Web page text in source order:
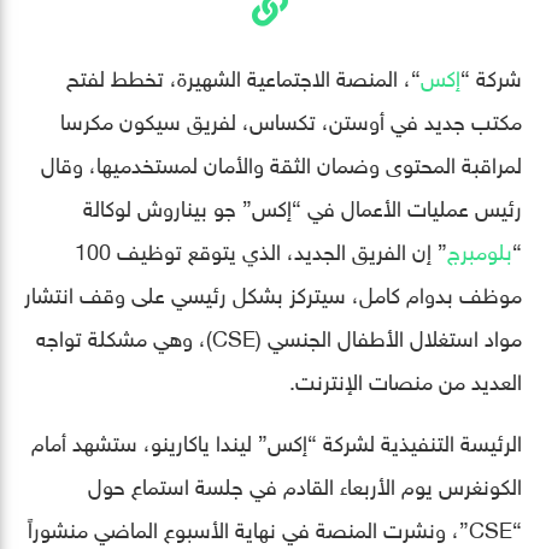
شركة “إكس“، المنصة الاجتماعية الشهيرة، تخطط لفتح
مكتب جديد في أوستن، تكساس، لفريق سيكون مكرسا
لمراقبة المحتوى وضمان الثقة والأمان لمستخدميها، وقال
رئيس عمليات الأعمال في “إكس” جو بيناروش لوكالة
“بلومبرج
” إن الفريق الجديد، الذي يتوقع توظيف 100
موظف بدوام كامل، سيتركز بشكل رئيسي على وقف انتشار
مواد استغلال الأطفال الجنسي (CSE)، وهي مشكلة تواجه
العديد من منصات الإنترنت.
الرئيسة التنفيذية لشركة “إكس” ليندا ياكارينو، ستشهد أمام
الكونغرس يوم الأربعاء القادم في جلسة استماع حول
“CSE”، ونشرت المنصة في نهاية الأسبوع الماضي منشوراً